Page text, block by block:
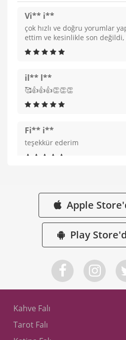
Vi** i**
çok hızlı ve doğru yorumlar
ettim ve kesinlikle son
il** l**
🥰👍👍👍👏👏👏
Fi** i**
teşekkür ederim
em** m**
Fal yorumu için teşekkürler
De** e**
Apple
Play
Kahve Falı
Tarot Falı